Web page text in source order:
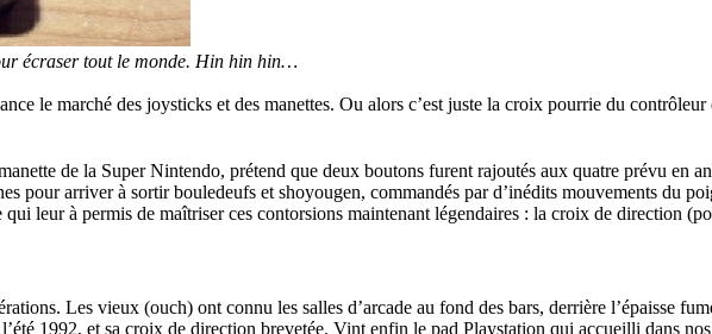
écraser tout le monde. Hin hin hin…
le marché des joysticks et des manettes. Ou alors c’est juste la croix pourrie du
de la Super Nintendo, prétend que deux boutons furent rajoutés aux quatre prévu en
pour arriver à sortir bouledeufs et shoyougen, commandés par d’inédits mouvements du
leur à permis de maîtriser ces contorsions maintenant légendaires : la croix de direction
Les vieux (ouch) ont connu les salles d’arcade au fond des bars, derrière l’épaisse
1992, et sa croix de direction brevetée. Vint enfin le pad Playstation qui accueilli dans